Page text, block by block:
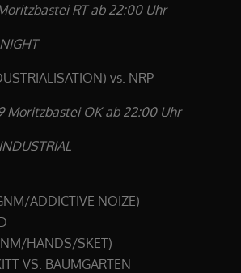
RT ab 22:00 Uhr
vs. NRP
Moritzbastei OK ab 22:00 Uhr
ADDICTIVE NOIZE)
HANDS/SKET)
VS. BAUMGARTEN